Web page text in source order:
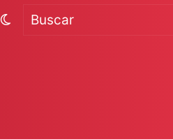
Switch